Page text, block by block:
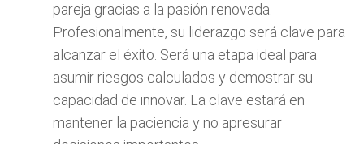
pareja gracias a la pasión renovada.
Profesionalmente, su liderazgo será clave para
alcanzar el éxito. Será una etapa ideal para
asumir riesgos calculados y demostrar su
capacidad de innovar. La clave estará en
mantener la paciencia y no apresurar